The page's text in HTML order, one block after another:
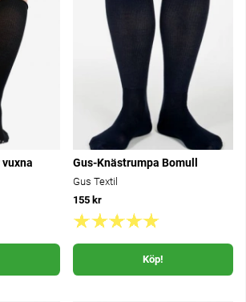
Gus-Knästrumpa Bomull
Gus Textil
155 kr
Köp!